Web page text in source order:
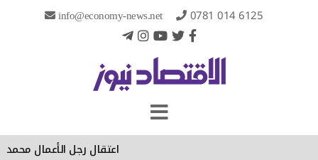
info@economy-news.net 0781 014 6125
‏اعتقال رجل الأعمال